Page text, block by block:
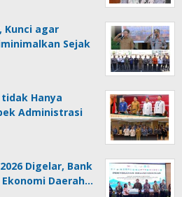
Kunci agar
Sejak
Hanya
Administrasi
Digelar, Bank
Daerah…